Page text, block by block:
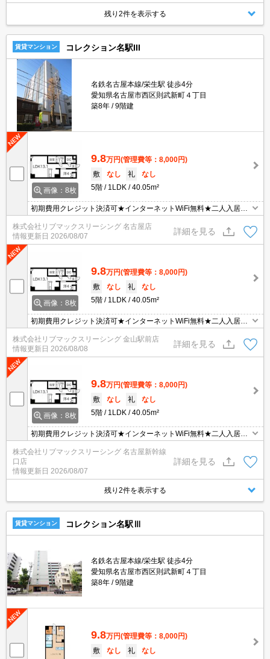
残り2件を表示する
賃貸マンション コレクション名駅III
名鉄名古屋本線/栄生駅 徒歩4分
愛知県名古屋市西区則武新町４丁目
築8年
9階建
画像：8枚
9.8万円(管理費等：8,000円)
敷
なし 礼
なし
5階
1LDK 40.05m²
初期費用クレジット決済可★インターネットWiFi無料★二人入居可
★カウンターキッチンタイプの1LDK♪スーパーやショッピング施設
が徒歩圏内にあって便利な立地です！
株式会社リブマックスリーシング 名古屋店
情報更新日 2026/08/07
詳細を見る
画像：8枚
9.8万円(管理費等：8,000円)
敷
なし 礼
なし
5階
1LDK 40.05m²
初期費用クレジット決済可★インターネットWiFi無料★二人入居可
★カウンターキッチンタイプの1LDK♪スーパーやショッピング施設
が徒歩圏内にあって便利な立地です！
株式会社リブマックスリーシング 金山駅前店
情報更新日 2026/08/08
詳細を見る
画像：8枚
9.8万円(管理費等：8,000円)
敷
なし 礼
なし
5階
1LDK 40.05m²
初期費用クレジット決済可★インターネットWiFi無料★二人入居可
★カウンターキッチンタイプの1LDK♪スーパーやショッピング施設
が徒歩圏内にあって便利な立地です！
株式会社リブマックスリーシング 名古屋新幹線
口店
情報更新日 2026/08/07
詳細を見る
残り2件を表示する
賃貸マンション コレクション名駅Ⅲ
名鉄名古屋本線/栄生駅 徒歩4分
愛知県名古屋市西区則武新町４丁目
築8年
9階建
9.8万円(管理費等：8,000円)
敷
なし 礼 なし